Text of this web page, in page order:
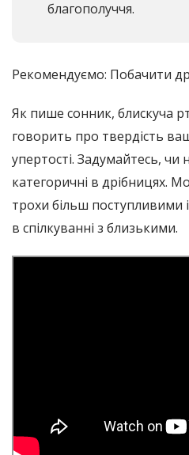
благополуччя.
Рекомендуємо: Побачити
Як пише сонник, блискуча
говорить про твердість
упертості. Задумайтесь, чи
категоричні в дрібницях.
трохи більш поступливими
в спілкуванні з близькими.